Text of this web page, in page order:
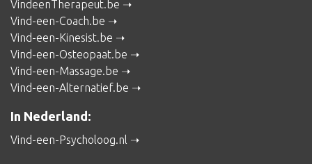
VindeenTherapeut.be
Vind-een-Coach.be
Vind-een-Kinesist.be
Vind-een-Osteopaat.be
Vind-een-Massage.be
Vind-een-Alternatief.be
In Nederland:
Vind-een-Psycholoog.nl